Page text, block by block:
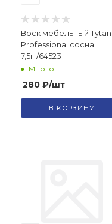
Воск мебельный Tytan
Professional сосна
7,5г./64523
Много
280 ₽/шт
В КОРЗИНУ